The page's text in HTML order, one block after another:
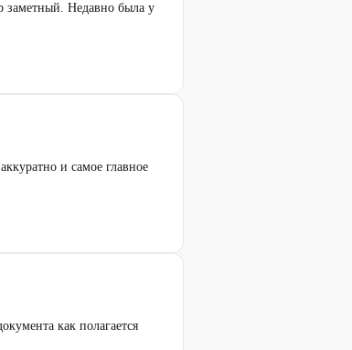
заметный. Недавно была у
и самое главное
как полагается